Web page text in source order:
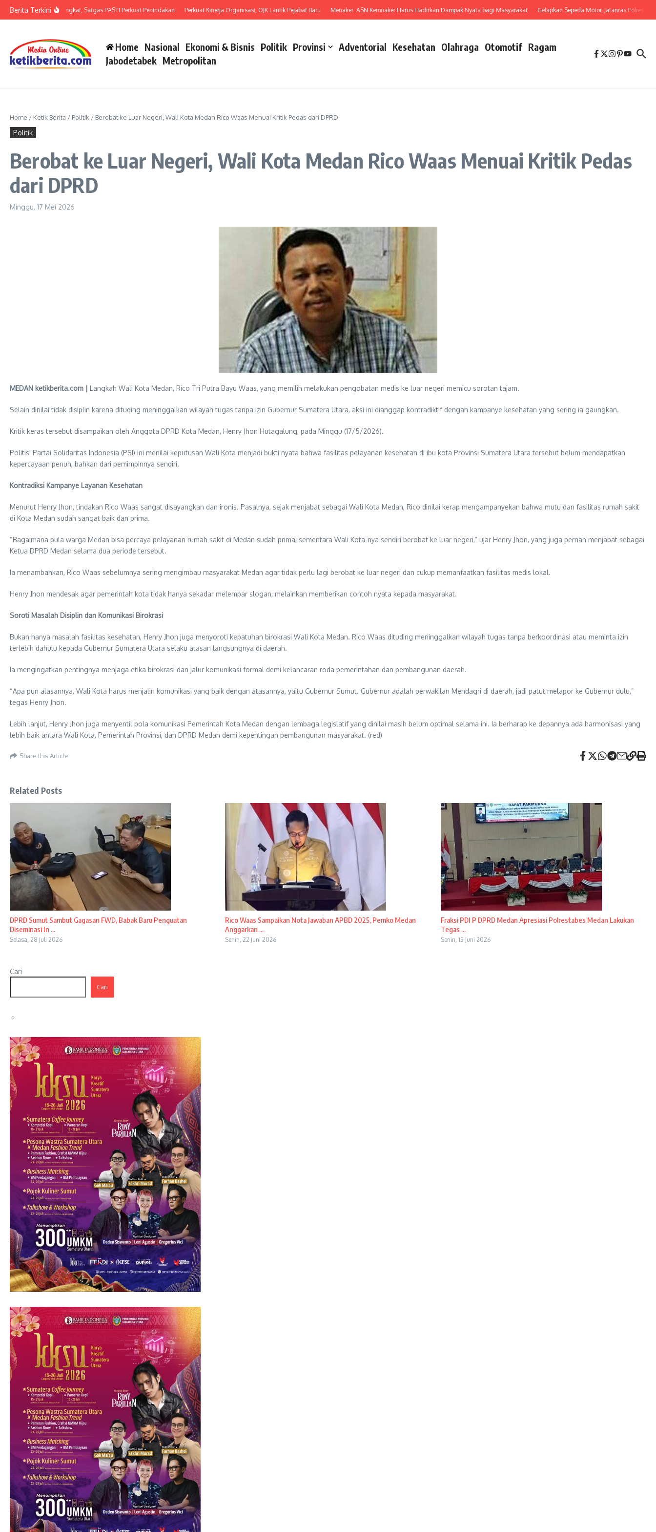
Berita Terkini
Penipuan Meningkat, Satgas PASTI Perkuat Penindakan Perkuat Kinerja Organisasi, OJK Lantik Pejabat Baru Menaker: ASN Kemnaker Harus Hadirkan Dampak Nyata bagi Masyarakat Gelapkan Sepeda Motor, Jatanras Polres
Home Nasional Ekonomi & Bisnis Politik Provinsi Adventorial Kesehatan Olahraga Otomotif Ragam
Jabodetabek Metropolitan
Home / Ketik Berita / Politik / Berobat ke Luar Negeri, Wali Kota Medan Rico Waas Menuai Kritik Pedas dari DPRD
Politik
Berobat ke Luar Negeri, Wali Kota Medan Rico Waas Menuai Kritik Pedas
dari DPRD
Minggu, 17 Mei 2026
MEDAN ketikberita.com | Langkah Wali Kota Medan, Rico Tri Putra Bayu Waas, yang memilih melakukan pengobatan medis ke luar negeri memicu sorotan tajam.
Selain dinilai tidak disiplin karena dituding meninggalkan wilayah tugas tanpa izin Gubernur Sumatera Utara, aksi ini dianggap kontradiktif dengan kampanye kesehatan yang sering ia gaungkan.
Kritik keras tersebut disampaikan oleh Anggota DPRD Kota Medan, Henry Jhon Hutagalung, pada Minggu (17/5/2026).
Politisi Partai Solidaritas Indonesia (PSI) ini menilai keputusan Wali Kota menjadi bukti nyata bahwa fasilitas pelayanan kesehatan di ibu kota Provinsi Sumatera Utara tersebut belum mendapatkan
kepercayaan penuh, bahkan dari pemimpinnya sendiri.
Kontradiksi Kampanye Layanan Kesehatan
Menurut Henry Jhon, tindakan Rico Waas sangat disayangkan dan ironis. Pasalnya, sejak menjabat sebagai Wali Kota Medan, Rico dinilai kerap mengampanyekan bahwa mutu dan fasilitas rumah sakit
di Kota Medan sudah sangat baik dan prima.
“Bagaimana pula warga Medan bisa percaya pelayanan rumah sakit di Medan sudah prima, sementara Wali Kota-nya sendiri berobat ke luar negeri,” ujar Henry Jhon, yang juga pernah menjabat sebagai
Ketua DPRD Medan selama dua periode tersebut.
Ia menambahkan, Rico Waas sebelumnya sering mengimbau masyarakat Medan agar tidak perlu lagi berobat ke luar negeri dan cukup memanfaatkan fasilitas medis lokal.
Henry Jhon mendesak agar pemerintah kota tidak hanya sekadar melempar slogan, melainkan memberikan contoh nyata kepada masyarakat.
Soroti Masalah Disiplin dan Komunikasi Birokrasi
Bukan hanya masalah fasilitas kesehatan, Henry Jhon juga menyoroti kepatuhan birokrasi Wali Kota Medan. Rico Waas dituding meninggalkan wilayah tugas tanpa berkoordinasi atau meminta izin
terlebih dahulu kepada Gubernur Sumatera Utara selaku atasan langsungnya di daerah.
Ia mengingatkan pentingnya menjaga etika birokrasi dan jalur komunikasi formal demi kelancaran roda pemerintahan dan pembangunan daerah.
“Apa pun alasannya, Wali Kota harus menjalin komunikasi yang baik dengan atasannya, yaitu Gubernur Sumut. Gubernur adalah perwakilan Mendagri di daerah, jadi patut melapor ke Gubernur dulu,”
tegas Henry Jhon.
Lebih lanjut, Henry Jhon juga menyentil pola komunikasi Pemerintah Kota Medan dengan lembaga legislatif yang dinilai masih belum optimal selama ini. Ia berharap ke depannya ada harmonisasi yang
lebih baik antara Wali Kota, Pemerintah Provinsi, dan DPRD Medan demi kepentingan pembangunan masyarakat. (red)
Share this Article
Related Posts
DPRD Sumut Sambut Gagasan FWD, Babak Baru Penguatan
Diseminasi In ...
Selasa, 28 Juli 2026
Rico Waas Sampaikan Nota Jawaban APBD 2025, Pemko Medan
Anggarkan ...
Senin, 22 Juni 2026
Fraksi PDI P DPRD Medan Apresiasi Polrestabes Medan Lakukan
Tegas ...
Senin, 15 Juni 2026
Cari
Cari